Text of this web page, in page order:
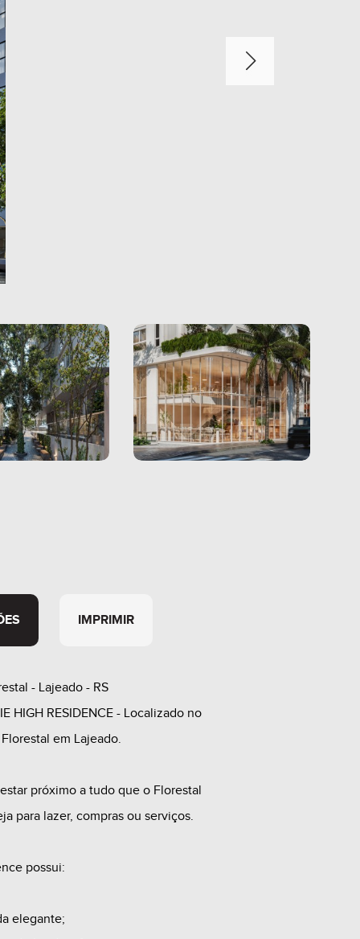
IMPRIMIR
- Lajeado - RS
HIGH RESIDENCE - Localizado no
em Lajeado.
próximo a tudo que o Florestal
para lazer, compras ou serviços.
possui:
elegante;